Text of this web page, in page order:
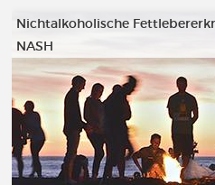
Nichtalkoholische
NASH